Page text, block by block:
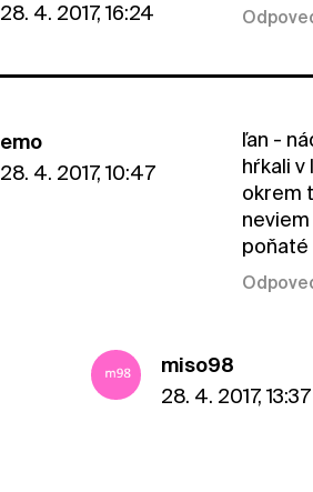
28. 4. 2017, 16:24
emo
28. 4. 2017, 10:47
ľan -
hŕkali v
okrem
poňaté
miso98
28. 4. 2017, 13:37